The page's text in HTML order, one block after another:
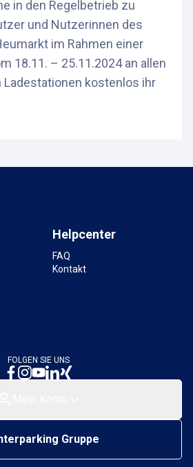
in den Regelbetrieb zu
und Nutzerinnen des
im Rahmen einer
18.11. – 25.11.2024 an allen
Ladestationen kostenlos ihr
Helpcenter
FAQ
Kontakt
FOLGEN SIE UNS
Gruppe